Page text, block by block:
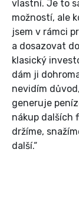
vlastní. Je to
možností, ale
jsem v rámci
a dosazovat
klasický
dám ji
nevidím
generuje
nákup dalších
držíme,
další.“